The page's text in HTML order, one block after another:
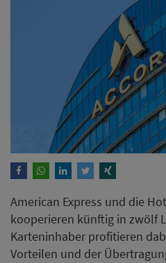
American Express und die
kooperieren künftig in zwölf
Karteninhaber profitieren
Vorteilen und der